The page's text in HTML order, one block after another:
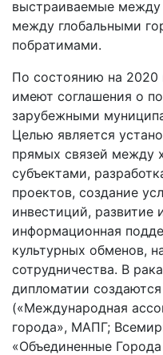
выстраиваемые между
между глобальными
побратимами.
По состоянию на 2020
имеют соглашения о
зарубежными
Целью является
прямых связей между
субъектами,
проектов, создание
инвестиций, развитие
информационная
культурных обменов,
сотрудничества. В
дипломатии
(«Международная
города», МАПГ;
«Объединенные